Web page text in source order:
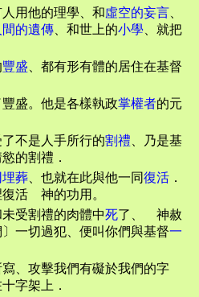
用他的理學、和虛空的妄言
間的遺傳 、和世上的小學 、就把
豐盛 、都有形有體的居住在基督
盛。他是各樣執政掌權者的元
不是人手所行的割禮 、乃是基
的割禮．
葬 、也就在此與他一同復活 ．
活 神的功用。
受割禮的肉體中死了、 神赦
一切過犯、便叫你們與基督一
、攻擊我們有礙於我們的字
字架上．